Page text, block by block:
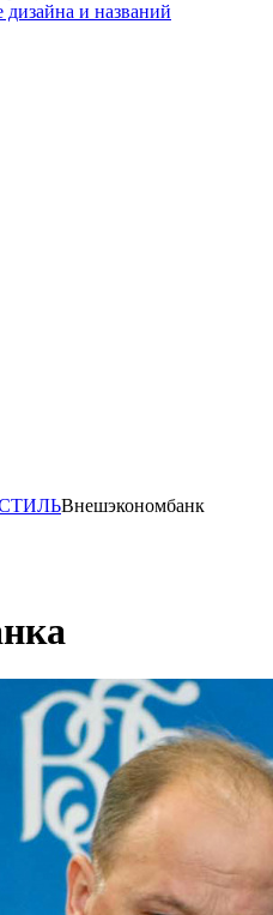
дизайна и названий
Внешэкономбанк